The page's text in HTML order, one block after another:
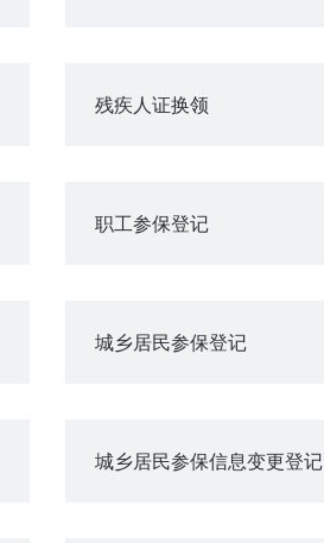
残疾人证换领
职工参保登记
城乡居民参保登记
城乡居民参保信息变更登记